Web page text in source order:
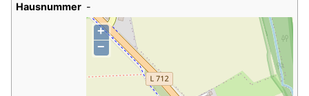
Hausnummer -
+
−